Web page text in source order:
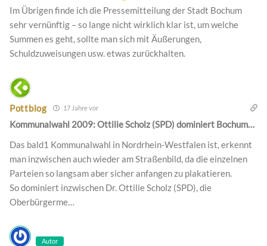
Im Übrigen finde ich die Pressemitteilung der Stadt Bochum
sehr vernünftig – so lange nicht wirklich klar ist, um welche
Summen es geht, sollte man sich mit Äußerungen,
Schuldzuweisungen usw. etwas zurückhalten.
Pottblog 17 Jahre vor
Kommunalwahl 2009: Ottilie Scholz (SPD) dominiert Bochum…
Das bald1 Kommunalwahl in Nordrhein-Westfalen ist, erkennt
man inzwischen auch wieder am Straßenbild, da die einzelnen
Parteien so langsam aber sicher anfangen zu plakatieren.
So dominiert inzwischen Dr. Ottilie Scholz (SPD), die
Oberbürgerme…
Autor